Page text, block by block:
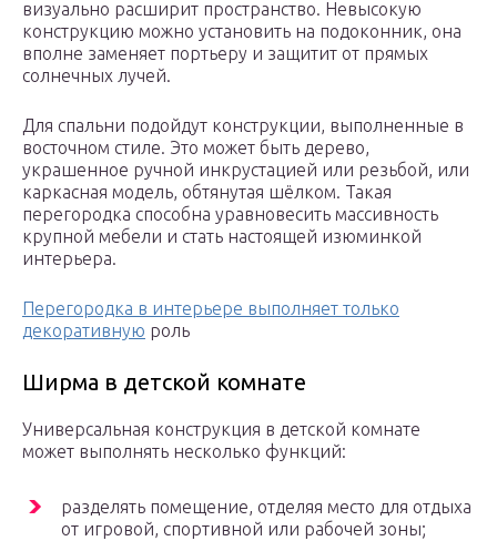
визуально расширит пространство. Невысокую
конструкцию можно установить на подоконник, она
вполне заменяет портьеру и защитит от прямых
солнечных лучей.
Для спальни подойдут конструкции, выполненные в
восточном стиле. Это может быть дерево,
украшенное ручной инкрустацией или резьбой, или
каркасная модель, обтянутая шёлком. Такая
перегородка способна уравновесить массивность
крупной мебели и стать настоящей изюминкой
интерьера.
Перегородка в интерьере выполняет только
декоративную роль
Ширма в детской комнате
Универсальная конструкция в детской комнате
может выполнять несколько функций:
разделять помещение, отделяя место для отдыха
от игровой, спортивной или рабочей зоны;